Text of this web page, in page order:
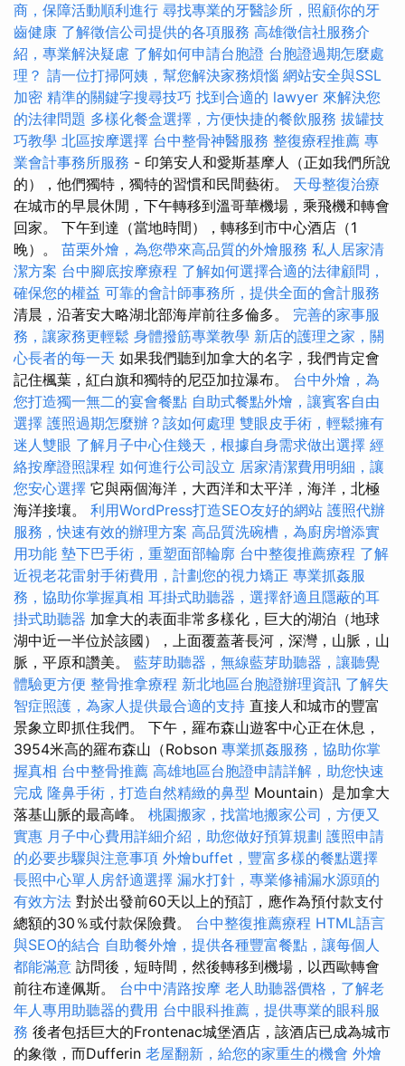
商，保障活動順利進行 尋找專業的牙醫診所，照顧你的牙
齒健康 了解徵信公司提供的各項服務 高雄徵信社服務介
紹，專業解決疑慮 了解如何申請台胞證 台胞證過期怎麼處
理？ 請一位打掃阿姨，幫您解決家務煩惱 網站安全與SSL
加密 精準的關鍵字搜尋技巧 找到合適的 lawyer 來解決您
的法律問題 多樣化餐盒選擇，方便快捷的餐飲服務 拔罐技
巧教學 北區按摩選擇 台中整骨神醫服務 整復療程推薦 專
業會計事務所服務 - 印第安人和愛斯基摩人（正如我們所說
的），他們獨特，獨特的習慣和民間藝術。 天母整復治療
在城市的早晨休閒，下午轉移到溫哥華機場，乘飛機和轉會
回家。 下午到達（當地時間），轉移到市中心酒店（1
晚）。 苗栗外燴，為您帶來高品質的外燴服務 私人居家清
潔方案 台中腳底按摩療程 了解如何選擇合適的法律顧問，
確保您的權益 可靠的會計師事務所，提供全面的會計服務
清晨，沿著安大略湖北部海岸前往多倫多。 完善的家事服
務，讓家務更輕鬆 身體撥筋專業教學 新店的護理之家，關
心長者的每一天 如果我們聽到加拿大的名字，我們肯定會
記住楓葉，紅白旗和獨特的尼亞加拉瀑布。 台中外燴，為
您打造獨一無二的宴會餐點 自助式餐點外燴，讓賓客自由
選擇 護照過期怎麼辦？該如何處理 雙眼皮手術，輕鬆擁有
迷人雙眼 了解月子中心住幾天，根據自身需求做出選擇 經
絡按摩證照課程 如何進行公司設立 居家清潔費用明細，讓
您安心選擇 它與兩個海洋，大西洋和太平洋，海洋，北極
海洋接壤。 利用WordPress打造SEO友好的網站 護照代辦
服務，快速有效的辦理方案 高品質洗碗槽，為廚房增添實
用功能 墊下巴手術，重塑面部輪廓 台中整復推薦療程 了解
近視老花雷射手術費用，計劃您的視力矯正 專業抓姦服
務，協助你掌握真相 耳掛式助聽器，選擇舒適且隱蔽的耳
掛式助聽器 加拿大的表面非常多樣化，巨大的湖泊（地球
湖中近一半位於該國），上面覆蓋著長河，深灣，山脈，山
脈，平原和讚美。 藍芽助聽器，無線藍芽助聽器，讓聽覺
體驗更方便 整骨推拿療程 新北地區台胞證辦理資訊 了解失
智症照護，為家人提供最合適的支持 直接人和城市的豐富
景象立即抓住我們。 下午，羅布森山遊客中心正在休息，
3954米高的羅布森山（Robson 專業抓姦服務，協助你掌
握真相 台中整骨推薦 高雄地區台胞證申請詳解，助您快速
完成 隆鼻手術，打造自然精緻的鼻型 Mountain）是加拿大
落基山脈的最高峰。 桃園搬家，找當地搬家公司，方便又
實惠 月子中心費用詳細介紹，助您做好預算規劃 護照申請
的必要步驟與注意事項 外燴buffet，豐富多樣的餐點選擇
長照中心單人房舒適選擇 漏水打針，專業修補漏水源頭的
有效方法 對於出發前60天以上的預訂，應作為預付款支付
總額的30％或付款保險費。 台中整復推薦療程 HTML語言
與SEO的結合 自助餐外燴，提供各種豐富餐點，讓每個人
都能滿意 訪問後，短時間，然後轉移到機場，以西歐轉會
前往布達佩斯。 台中中清路按摩 老人助聽器價格，了解老
年人專用助聽器的費用 台中眼科推薦，提供專業的眼科服
務 後者包括巨大的Frontenac城堡酒店，該酒店已成為城市
的象徵，而Dufferin 老屋翻新，給您的家重生的機會 外燴